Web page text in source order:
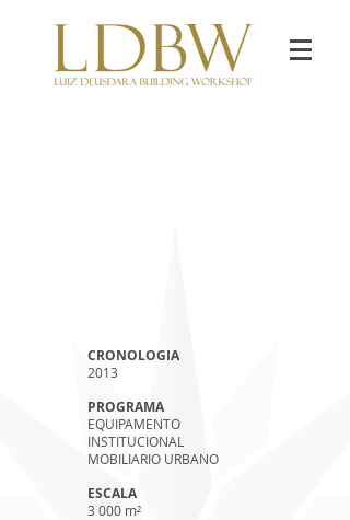
CRONOLOGIA
2013
PROGRAMA
EQUIPAMENTO
INSTITUCIONAL
MOBILIARIO URBANO
ESCALA
3 000 m²